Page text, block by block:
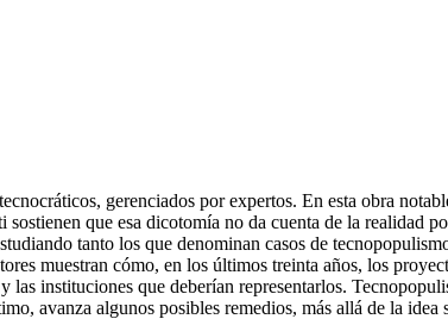
gerenciados por expertos. En esta obra
que esa dicotomía no da cuenta de la realidad
tanto los que denominan casos de
muestran cómo, en los últimos treinta años, los
instituciones que deberían representarlos.
avanza algunos posibles remedios, más allá de la